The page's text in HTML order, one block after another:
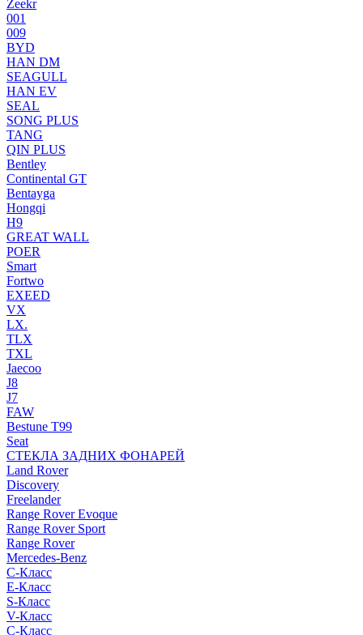
Zeekr
001
009
BYD
HAN DM
SEAGULL
HAN EV
SEAL
SONG PLUS
TANG
QIN PLUS
Bentley
Continental GT
Bentayga
Hongqi
H9
GREAT WALL
POER
Smart
Fortwo
EXEED
VX
LX.
TLX
TXL
Jaecoo
J8
J7
FAW
Bestune T99
Seat
СТЕКЛА ЗАДНИХ ФОНАРЕЙ
Land Rover
Discovery
Freelander
Range Rover Evoque
Range Rover Sport
Range Rover
Mercedes-Benz
C-Класс
E-Класс
S-Класс
V-Класс
C-Класс